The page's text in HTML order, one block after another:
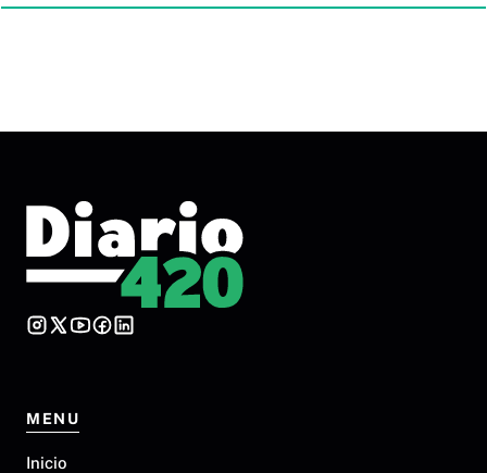
MENU
Inicio